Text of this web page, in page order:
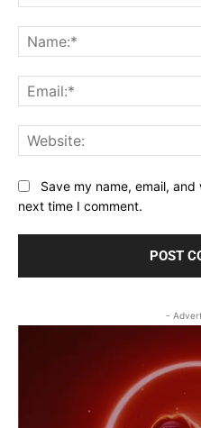
Save my name, email,
next time I comment.
-